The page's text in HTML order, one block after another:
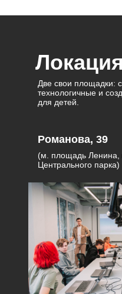
Локация
Романова, 39
(м. площадь Ленина,
Центрального парка)
Две свои площадки:
технологичные и
для детей.